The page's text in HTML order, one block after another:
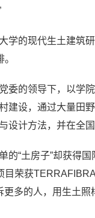
学的现代生土建筑
委的领导下，以学
建设，通过大量田
设计方法，并在全
的“土房子”却获得
目荣获
多的人，用生土照